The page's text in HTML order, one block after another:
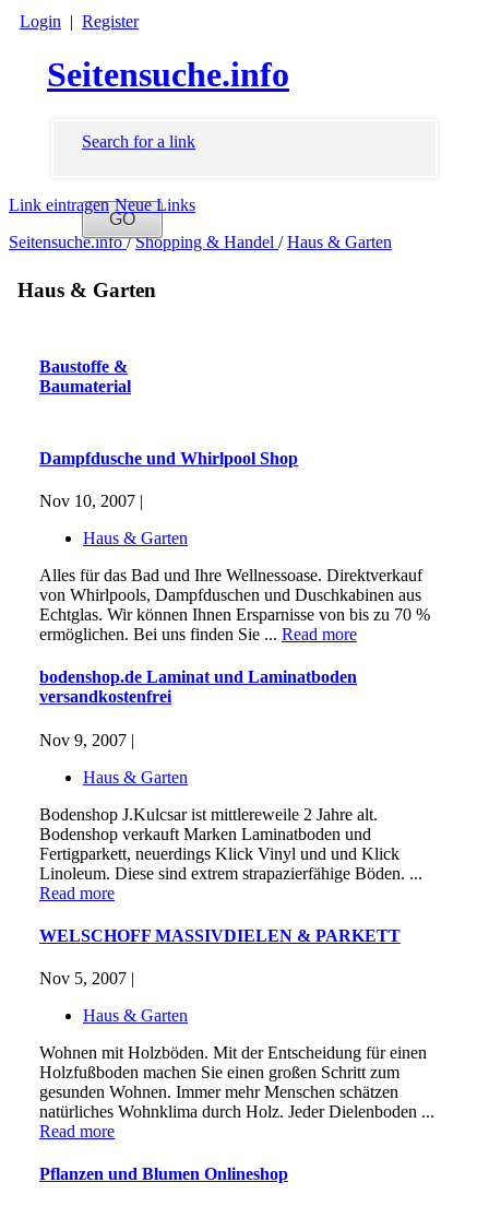
Login | Register
Seitensuche.info
Search for a link
Link eintragen Neue Links
Seitensuche.info/ Shopping & Handel / Haus & Garten
Haus & Garten
Baustoffe &
Baumaterial
Dampfdusche und Whirlpool Shop
Nov 10, 2007 |
Haus & Garten
Alles für das Bad und Ihre Wellnessoase. Direktverkauf
von Whirlpools, Dampfduschen und Duschkabinen aus
Echtglas. Wir können Ihnen Ersparnisse von bis zu 70 %
ermöglichen. Bei uns finden Sie ... Read more
bodenshop.de Laminat und Laminatboden
versandkostenfrei
Nov 9, 2007 |
Haus & Garten
Bodenshop J.Kulcsar ist mittlereweile 2 Jahre alt.
Bodenshop verkauft Marken Laminatboden und
Fertigparkett, neuerdings Klick Vinyl und und Klick
Linoleum. Diese sind extrem strapazierfähige Böden. ...
Read more
WELSCHOFF MASSIVDIELEN & PARKETT
Nov 5, 2007 |
Haus & Garten
Wohnen mit Holzböden. Mit der Entscheidung für einen
Holzfußboden machen Sie einen großen Schritt zum
gesunden Wohnen. Immer mehr Menschen schätzen
natürliches Wohnklima durch Holz. Jeder Dielenboden ...
Read more
Pflanzen und Blumen Onlineshop